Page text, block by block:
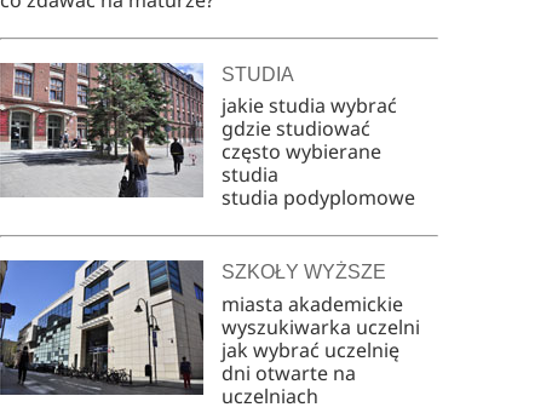
STUDIA
jakie studia wybrać
gdzie studiować
często wybierane
studia
studia podyplomowe
SZKOŁY WYŻSZE
miasta akademickie
wyszukiwarka uczelni
jak wybrać uczelnię
dni otwarte na
uczelniach